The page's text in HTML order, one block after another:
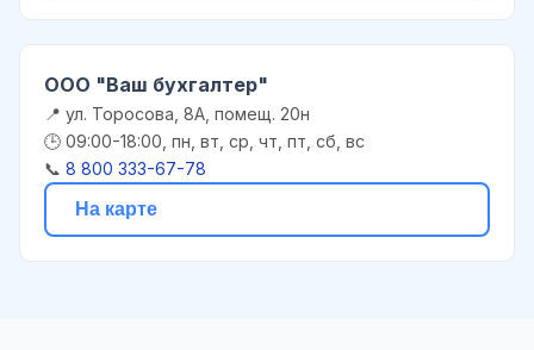
ООО "Ваш бухгалтер"
📍 ул. Торосова, 8А, помещ. 20н
🕒 09:00-18:00, пн, вт, ср, чт, пт, сб, вс
📞 8 800 333-67-78
На карте